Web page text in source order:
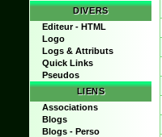
DIVERS
Editeur - HTML
Logo
Logs & Attributs
Quick Links
Pseudos
LIENS
Associations
Blogs
Blogs - Perso